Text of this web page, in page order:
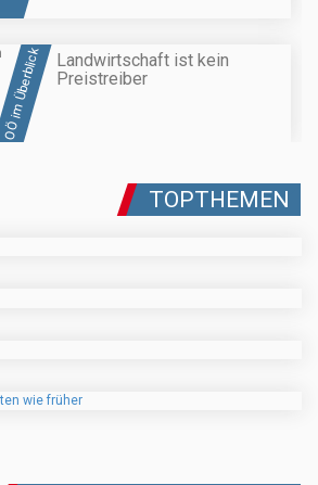
OÖ im Überblick
Landwirtschaft ist kein
Preistreiber
TOPTHEMEN